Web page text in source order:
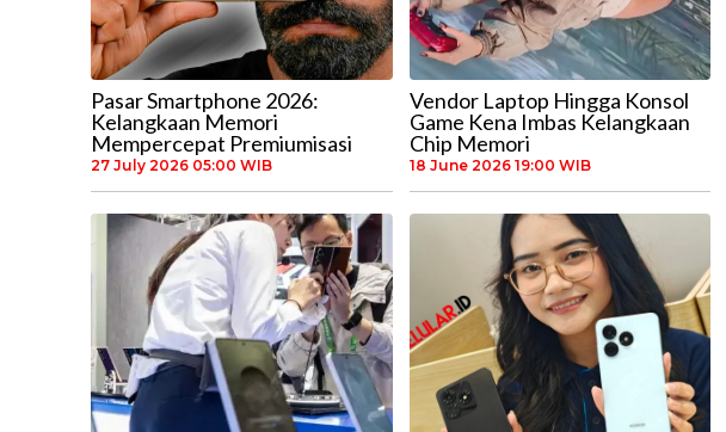
Pasar Smartphone 2026:
Kelangkaan Memori
Mempercepat Premiumisasi
27 July 2026 05:00 WIB
Vendor Laptop Hingga Konsol
Game Kena Imbas Kelangkaan
Chip Memori
18 June 2026 19:00 WIB